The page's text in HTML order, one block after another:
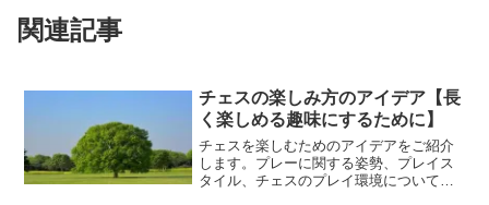
関連記事
チェスの楽しみ方のアイデア【長
く楽しめる趣味にするために】
チェスを楽しむためのアイデアをご紹介
します。プレーに関する姿勢、プレイス
タイル、チェスのプレイ環境について、